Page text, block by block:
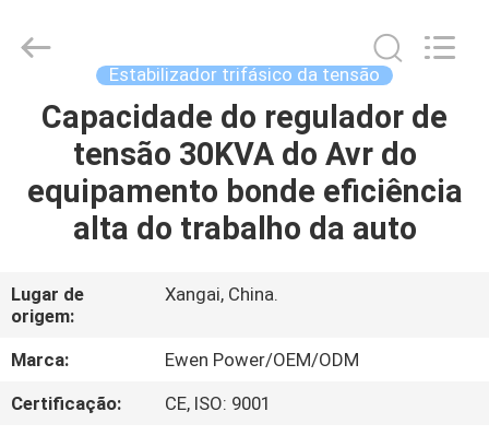
PARA
CASA
PRODUTOS
VÍDEOS
SOBRE
NÓS
supplier.
Copyright
ECER
Estabilizador trifásico da tensão
Capacidade do regulador de
tensão 30KVA do Avr do
equipamento bonde eficiência
alta do trabalho da auto
Lugar de
origem:
Xangai, China.
Marca:
Ewen Power/OEM/ODM
Certificação:
CE, ISO: 9001